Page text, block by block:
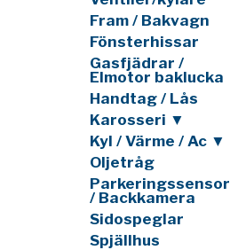
Fram / Bakvagn
Fönsterhissar
Gasfjädrar /
Elmotor baklucka
Handtag / Lås
Karosseri ▼
Kyl / Värme / Ac ▼
Oljetråg
Parkeringssensor
/ Backkamera
Sidospeglar
Spjällhus